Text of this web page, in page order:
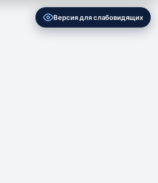
Версия для слабовидящих